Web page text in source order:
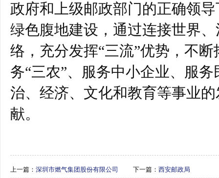
政府和上级邮政部门的正确领
绿色腹地建设，通过连接世界
络，充分发挥“三流”优势，不
务“三农”、服务中小企业、服
治、经济、文化和教育等事业
献。
上一篇： 深圳市燃气集团股份有限公司 下一篇： 西安邮政局